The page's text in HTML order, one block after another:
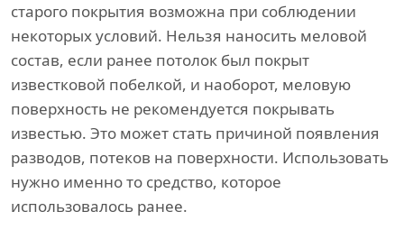
старого покрытия возможна при соблюдении
некоторых условий. Нельзя наносить меловой
состав, если ранее потолок был покрыт
известковой побелкой, и наоборот, меловую
поверхность не рекомендуется покрывать
известью. Это может стать причиной появления
разводов, потеков на поверхности. Использовать
нужно именно то средство, которое
использовалось ранее.